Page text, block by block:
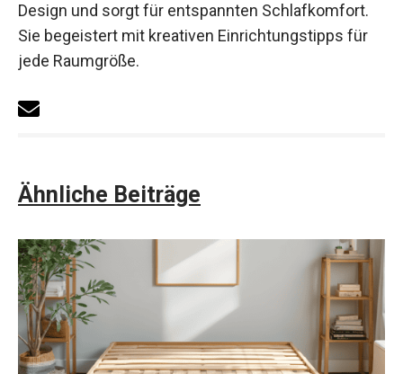
Design und sorgt für entspannten Schlafkomfort.
Sie begeistert mit kreativen Einrichtungstipps für
jede Raumgröße.
Ähnliche Beiträge